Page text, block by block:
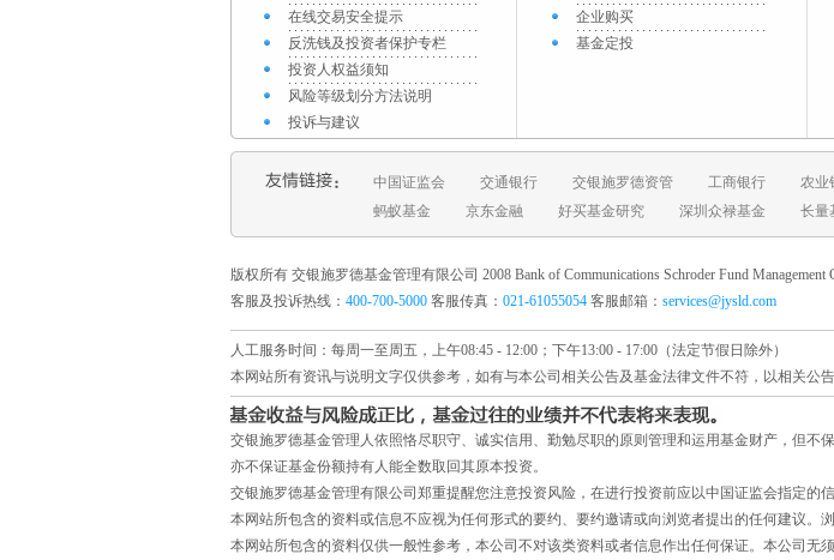
在线交易安全提示
反洗钱及投资者保护专栏
投资人权益须知
风险等级划分方法说明
投诉与建议
企业购买
基金定投
中国证监会 交通银行 交银施罗德资管 工商银行 农业
蚂蚁基金
京东金融 好买基金研究 深圳众禄基金 长量
版权所有 交银施罗德基金管理有限公司 2008 Bank of Communications Schroder Fund Management
客服及投诉热线： 400-700-5000 客服传真： 021-61055054 客服邮箱： services@jysld.com
人工服务时间：每周一至周五，上午08:45 - 12:00；下午13:00 - 17:00（法定节假日除外）
本网站所有资讯与说明文字仅供参考，如有与本公司相关公告及基金法律文件不符，以相关公
交银施罗德基金管理人依照恪尽职守、诚实信用、勤勉尽职的原则管理和运用基金财产，但不
亦不保证基金份额持有人能全数取回其原本投资。
交银施罗德基金管理有限公司郑重提醒您注意投资风险，在进行投资前应以中国证监会指定的
本网站所包含的资料或信息不应视为任何形式的要约、要约邀请或向浏览者提出的任何建议。
本网站所包含的资料仅供一般性参考，本公司不对该类资料或者信息作出任何保证。本公司无